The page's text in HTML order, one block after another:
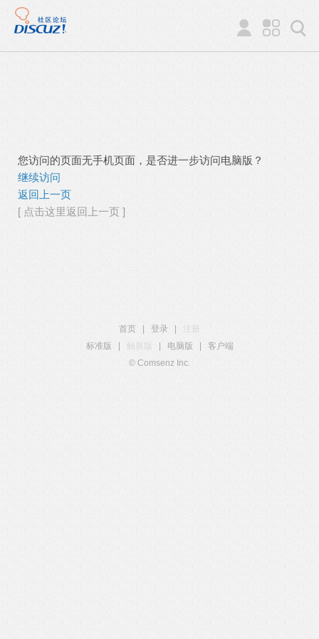
您访问的页面无手机页面，是否进一步访问电脑版？
继续访问
返回上一页
[ 点击这里返回上一页 ]
首页 登录
注册
标准版
触屏版 电脑版
客户端
© Comsenz Inc.